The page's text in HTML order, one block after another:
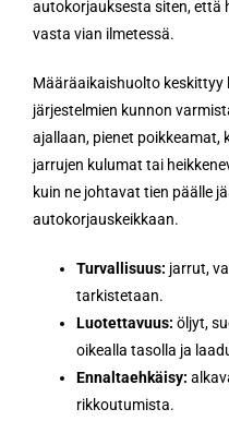
autokorjauksesta siten, että
vasta vian ilmetessä.
Määräaikaishuolto keskittyy
järjestelmien kunnon
ajallaan, pienet
jarrujen kulumat tai
kuin ne johtavat tien päälle
autokorjauskeikkaan.
Turvallisuus: jarrut,
tarkistetaan.
Luotettavuus: öljyt,
oikealla tasolla ja
Ennaltaehkäisy:
rikkoutumista.